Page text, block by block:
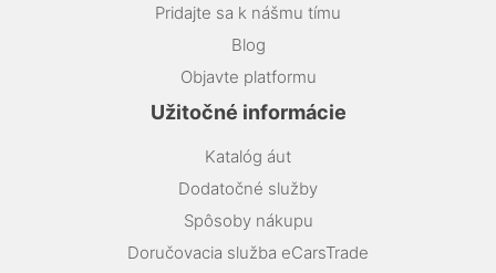
Pridajte sa k nášmu tímu
Blog
Objavte platformu
Užitočné informácie
Katalóg áut
Dodatočné služby
Spôsoby nákupu
Doručovacia služba eCarsTrade